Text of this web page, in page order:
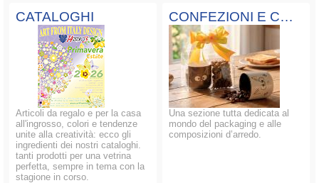
CATALOGHI
Articoli da regalo e per la casa
all'ingrosso, colori e tendenze
unite alla creatività: ecco gli
ingredienti dei nostri cataloghi.
tanti prodotti per una vetrina
perfetta, sempre in tema con la
stagione in corso.
CONFEZIONI E COMPOSIZIONI
Una sezione tutta dedicata al
mondo del packaging e alle
composizioni d’arredo.